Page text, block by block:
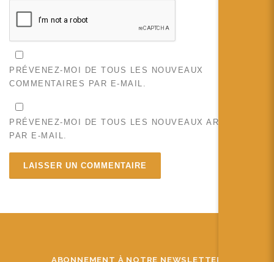
PRÉVENEZ-MOI DE TOUS LES NOUVEAUX
COMMENTAIRES PAR E-MAIL.
PRÉVENEZ-MOI DE TOUS LES NOUVEAUX ARTICLES
PAR E-MAIL.
ABONNEMENT À NOTRE NEWSLETTER